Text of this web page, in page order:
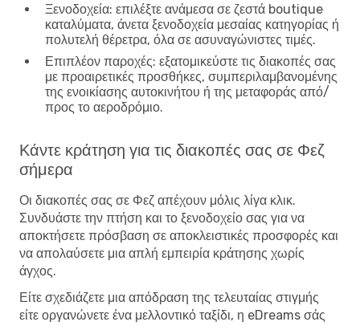
Ξενοδοχεία: επιλέξτε ανάμεσα σε ζεστά boutique
καταλύματα, άνετα ξενοδοχεία μεσαίας κατηγορίας ή
πολυτελή θέρετρα, όλα σε ασυναγώνιστες τιμές.
Επιπλέον παροχές: εξατομικεύστε τις διακοπές σας
με προαιρετικές προσθήκες, συμπεριλαμβανομένης
της ενοικίασης αυτοκινήτου ή της μεταφοράς από/
προς το αεροδρόμιο.
Κάντε κράτηση για τις διακοπές σας σε Φεζ
σήμερα
Οι διακοπές σας σε Φεζ απέχουν μόλις λίγα κλικ.
Συνδυάστε την πτήση και το ξενοδοχείο σας για να
αποκτήσετε πρόσβαση σε αποκλειστικές προσφορές και
να απολαύσετε μια απλή εμπειρία κράτησης χωρίς
άγχος.
Είτε σχεδιάζετε μια απόδραση της τελευταίας στιγμής
είτε οργανώνετε ένα μελλοντικό ταξίδι, η eDreams σάς